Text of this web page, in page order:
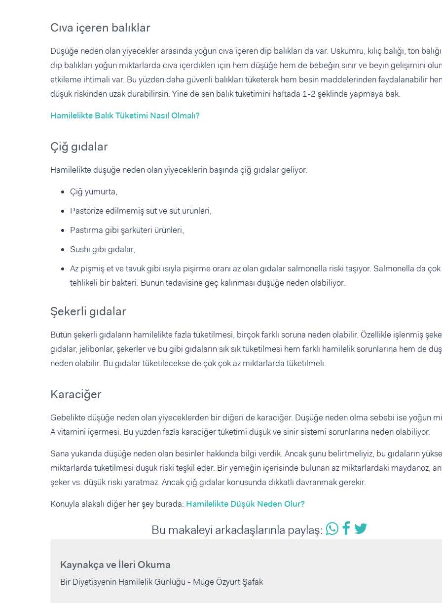
Cıva içeren balıklar
Düşüğe neden olan yiyecekler arasında yoğun cıva içeren dip balıkları da var. Uskumru, kılıç balığı, ton
dip balıkları yoğun miktarlarda cıva içerdikleri için hem düşüğe hem de bebeğin sinir ve beyin gelişimini
etkileme ihtimali var. Bu yüzden daha güvenli balıkları tüketerek hem besin maddelerinden faydalanabilir
düşük riskinden uzak durabilirsin. Yine de sen balık tüketimini haftada 1-2 şeklinde yapmaya bak.
Hamilelikte Balık Tüketimi Nasıl Olmalı?
Çiğ gıdalar
Hamilelikte düşüğe neden olan yiyeceklerin başında çiğ gıdalar geliyor.
Çiğ yumurta,
Pastörize edilmemiş süt ve süt ürünleri,
Pastırma gibi şarküteri ürünleri,
Sushi gibi gıdalar,
Az pişmiş et ve tavuk gibi ısıyla pişirme oranı az olan gıdalar salmonella riski taşıyor. Salmonella da çok
tehlikeli bir bakteri. Bunun tedavisine geç kalınması düşüğe neden olabiliyor.
Şekerli gıdalar
Bütün şekerli gıdaların hamilelikte fazla tüketilmesi, birçok farklı soruna neden olabilir. Özellikle işlenmiş
gıdalar, jelibonlar, şekerler ve bu gibi gıdaların sık sık tüketilmesi hem farklı hamilelik sorunlarına hem de
neden olabilir. Bu gıdalar tüketilecekse de çok çok az miktarlarda tüketilmeli.
Karaciğer
Gebelikte düşüğe neden olan yiyeceklerden bir diğeri de karaciğer. Düşüğe neden olma sebebi ise yoğun
A vitamini içermesi. Bu yüzden fazla karaciğer tüketimi düşük ve sinir sistemi sorunlarına neden olabiliyor.
Sana yukarıda düşüğe neden olan besinler hakkında bilgi verdik. Ancak şunu belirtmeliyiz, bu gıdaların
miktarlarda tüketilmesi düşük riski teşkil eder. Bir yemeğin içerisinde bulunan az miktarlardaki maydanoz,
şeker vs. düşük riski yaratmaz. Ancak çiğ gıdalar konusunda dikkatli davranmak gerekir.
Konuyla alakalı diğer her şey burada: Hamilelikte Düşük Neden Olur?
Bu makaleyi arkadaşlarınla paylaş:
Kaynakça ve İleri Okuma
Bir Diyetisyenin Hamilelik Günlüğü - Müge Özyurt Şafak